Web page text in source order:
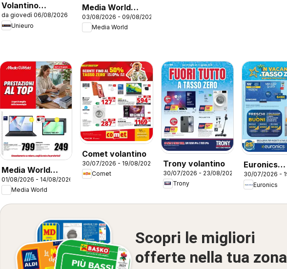
Volantino
Unieuro - Apple
da giovedì 06/08/2026
Unieuro
Media World
volantino
03/08/2026 - 09/08/2026
Media World
Media World
volantino
Prestazioni al top
01/08/2026 - 14/08/2026
Media World
Comet volantino
30/07/2026 - 19/08/2026
Comet
Trony volantino
30/07/2026 - 23/08/2026
Trony
Euronics
volantino
30/07/2026 -
Euronics
Scopri le migliori
offerte nella tua zona